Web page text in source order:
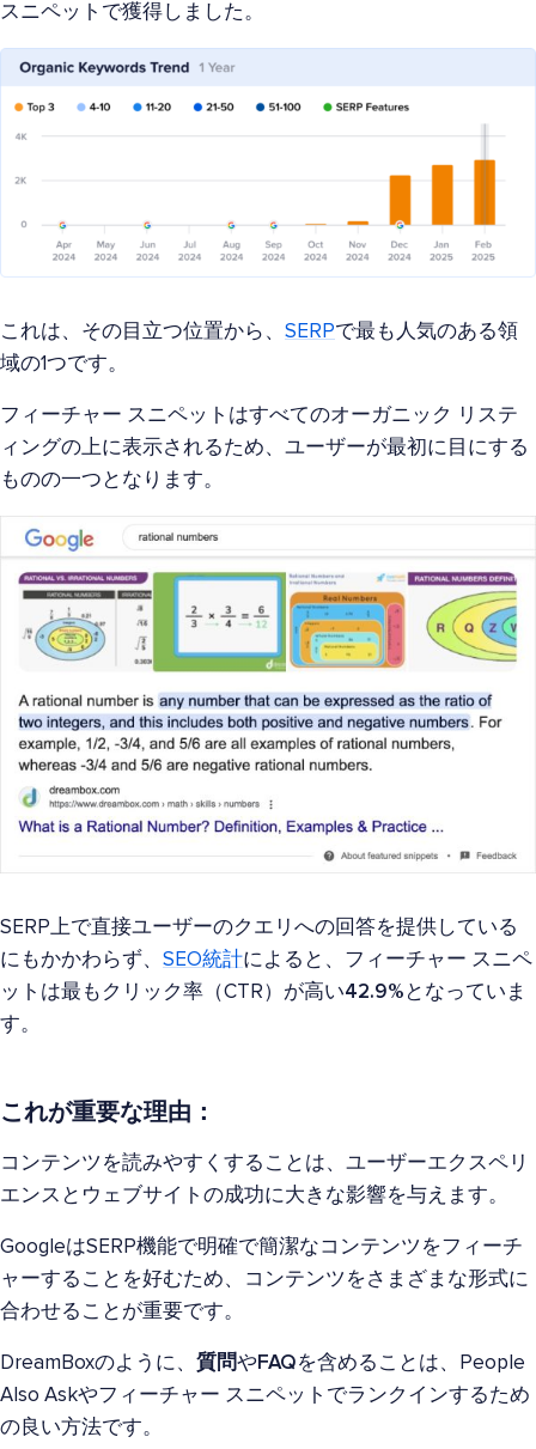
スニペットで獲得しました。
これは、その目立つ位置から、 SERPで最も人気のある領
域の1つです。
フィーチャー スニペットはすべてのオーガニック リステ
ィングの上に表示されるため、ユーザーが最初に目にする
ものの一つとなります。
SERP上で直接ユーザーのクエリへの回答を提供している
にもかかわらず、 SEO統計によると、フィーチャー スニペ
ットは最もクリック率（CTR）が高い42.9% となっていま
す。
これが重要な理由：
コンテンツを読みやすくすることは、ユーザーエクスペリ
エンスとウェブサイトの成功に大きな影響を与えます。
GoogleはSERP機能で明確で簡潔なコンテンツをフィーチ
ャーすることを好むため、コンテンツをさまざまな形式に
合わせることが重要です。
DreamBoxのように、 質問やFAQを含めることは、People
Also Askやフィーチャー スニペットでランクインするため
の良い方法です。